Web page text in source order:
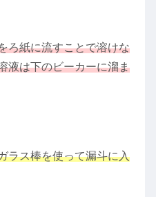
ろ紙に流すことで溶けな
液は下のビーカーに溜ま
ラス棒を使って漏斗に入